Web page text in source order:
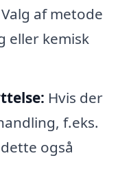
Valg af metode
eller kemisk
Hvis der
f.eks.
også